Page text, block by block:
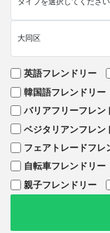
英語フレンドリー
韓国語フレンドリー
バリアフリーフレン
ベジタリアンフレン
フェアトレードフレ
自転車フレンドリー
親子フレンドリー